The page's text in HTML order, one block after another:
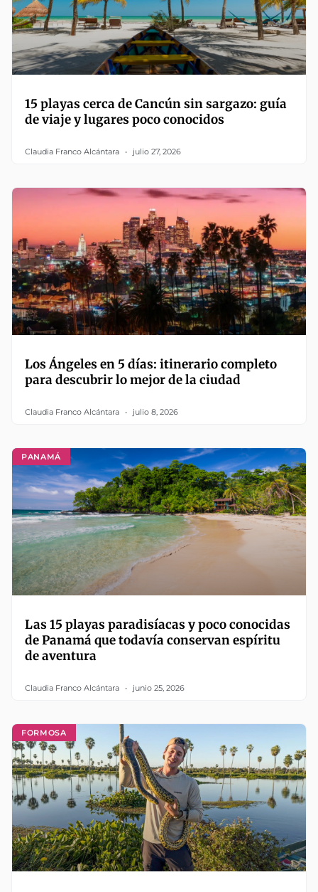
15 playas cerca de Cancún sin sargazo: guía
de viaje y lugares poco conocidos
Claudia Franco Alcántara julio 27, 2026
Los Ángeles en 5 días: itinerario completo
para descubrir lo mejor de la ciudad
Claudia Franco Alcántara julio 8, 2026
PANAMÁ
Las 15 playas paradisíacas y poco conocidas
de Panamá que todavía conservan espíritu
de aventura
Claudia Franco Alcántara junio 25, 2026
FORMOSA